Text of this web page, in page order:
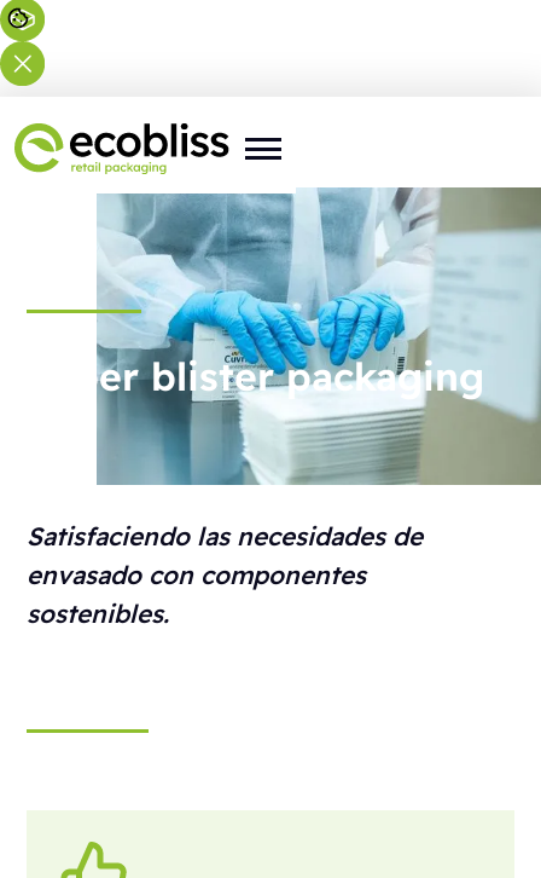
Paper blister packaging
Satisfaciendo las necesidades de
envasado con componentes
sostenibles.